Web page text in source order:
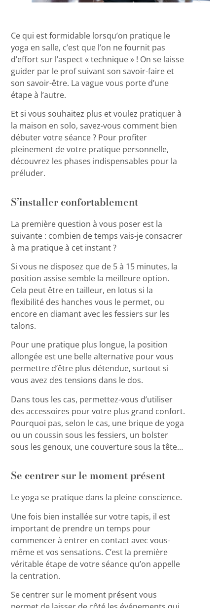
Ce qui est formidable lorsqu’on pratique le
yoga en salle, c’est que l’on ne fournit pas
d’effort sur l’aspect« technique » ! On se laisse
guider par le prof suivant son savoir-faire et
son savoir-être. La vague vous porte d’une
étape à l’autre.
Et si vous souhaitez plus et voulez pratiquer à
la maison en solo, savez-vous comment bien
débuter votre séance ? Pour profiter
pleinement de votre pratique personnelle,
découvrez les phases indispensables pour la
préluder.
S’installer confortablement
La première question à vous poser est la
suivante : combien de temps vais-je consacrer
à ma pratique à cet instant ?
Si vous ne disposez que de 5 à 15 minutes, la
position assise semble la meilleure option.
Cela peut être en tailleur, en lotus si la
flexibilité des hanches vous le permet, ou
encore en diamant avec les fessiers sur les
talons.
Pour une pratique plus longue, la position
allongée est une belle alternative pour vous
permettre d’être plus détendue, surtout si
vous avez des tensions dans le dos.
Dans tous les cas, permettez-vous d’utiliser
des accessoires pour votre plus grand confort.
Pourquoi pas, selon le cas, une brique de yoga
ou un coussin sous les fessiers, un bolster
sous les genoux, une couverture sous la tête…
Se centrer sur le moment présent
Le yoga se pratique dans la pleine conscience.
Une fois bien installée sur votre tapis, il est
important de prendre un temps pour
commencer à entrer en contact avec vous-
même et vos sensations. C’est la première
véritable étape de votre séance qu’on appelle
la centration.
Se centrer sur le moment présent vous